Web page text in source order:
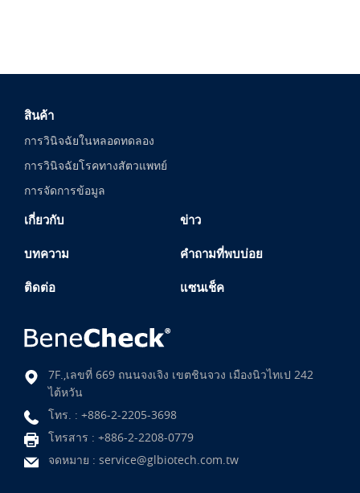
สินค้า
การวินิจฉัยในหลอดทดลอง
การวินิจฉัยโรคทางสัตวแพทย์
การจัดการข้อมูล
เกี่ยวกับ ข่าว
บทความ คำถามที่พบบ่อย
ติดต่อ แซนเช็ค
7F.,เลขที่ 669 ถนนจงเจิง เขตชินจวง เมืองนิวไทเป 242
ไต้หวัน
โทร. : +886-2-2205-3698
โทรสาร : +886-2-2208-0779
จดหมาย : service@glbiotech.com.tw